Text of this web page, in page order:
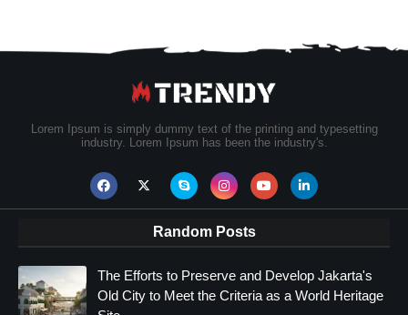
Lorem Ipsum is simply dummy text of the printing and typesetting
industry. Lorem Ipsum has been the industry's.
Random Posts
The Efforts to Preserve and Develop Jakarta's
Old City to Meet the Criteria as a World Heritage